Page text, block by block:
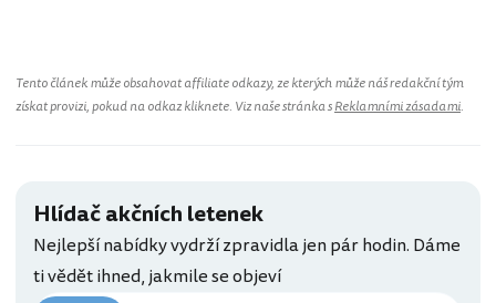
Tento článek může obsahovat affiliate odkazy, ze kterých může náš redakční tým
získat provizi, pokud na odkaz kliknete. Viz naše stránka sReklamními zásadami.
Hlídač akčních letenek
Nejlepší nabídky vydrží zpravidla jen pár hodin. Dáme
ti vědět ihned, jakmile se objeví